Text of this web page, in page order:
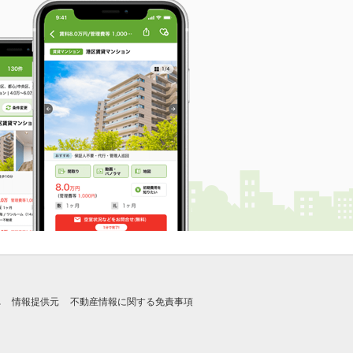
情報提供元 不動産情報に関する免責事項